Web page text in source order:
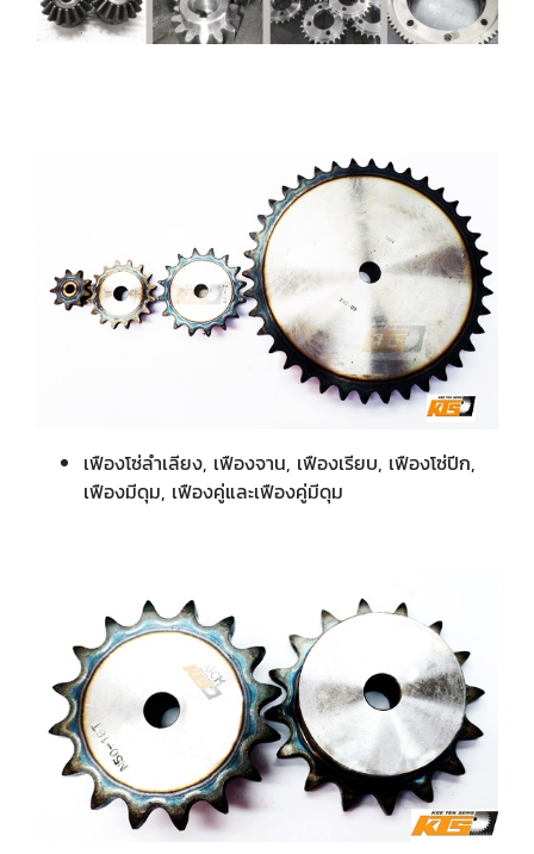
เฟืองโซ่ลำเลียง, เฟืองจาน, เฟืองเรียบ, เฟืองโซ่ปีก,
เฟืองมีดุม, เฟืองคู่และเฟืองคู่มีดุม